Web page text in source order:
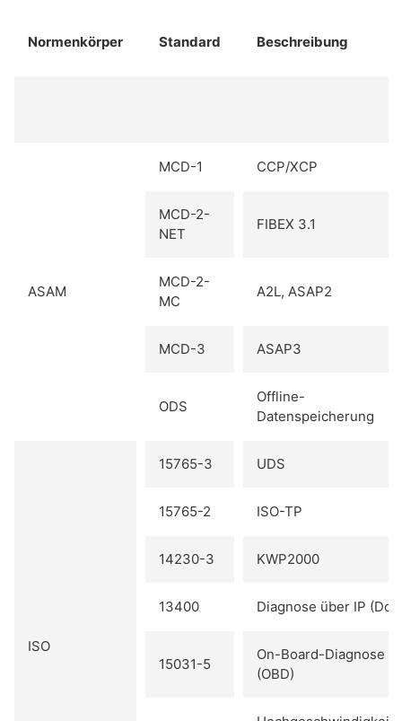
Normenkörper Standard Beschreibung
ASAM
MCD-1 CCP/XCP
MCD-2-
NET
FIBEX 3.1
MCD-2-
MC
A2L, ASAP2
MCD-3 ASAP3
ODS
Offline-
Datenspeicherung
ISO
15765-3 UDS
15765-2 ISO-TP
14230-3 KWP2000
13400 Diagnose über IP
15031-5
On-Board-Diagnose
(OBD)